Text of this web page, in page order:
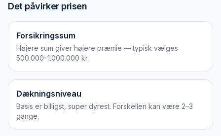
Det påvirker prisen
Forsikringssum
Højere sum giver højere præmie — typisk vælges
500.000–1.000.000 kr.
Dækningsniveau
Basis er billigst, super dyrest. Forskellen kan være 2–3
gange.